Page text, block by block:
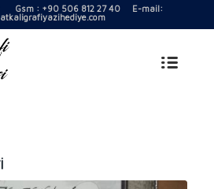
: +90 506 812 27 40 E-mail: